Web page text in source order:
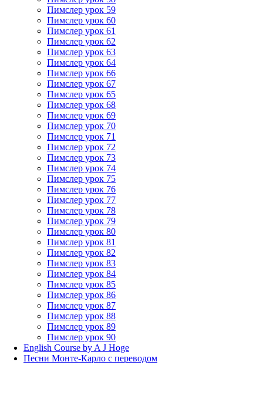
Пимслер урок 59
Пимслер урок 60
Пимслер урок 61
Пимслер урок 62
Пимслер урок 63
Пимслер урок 64
Пимслер урок 66
Пимслер урок 67
Пимслер урок 65
Пимслер урок 68
Пимслер урок 69
Пимслер урок 70
Пимслер урок 71
Пимслер урок 72
Пимслер урок 73
Пимслер урок 74
Пимслер урок 75
Пимслер урок 76
Пимслер урок 77
Пимслер урок 78
Пимслер урок 79
Пимслер урок 80
Пимслер урок 81
Пимслер урок 82
Пимслер урок 83
Пимслер урок 84
Пимслер урок 85
Пимслер урок 86
Пимслер урок 87
Пимслер урок 88
Пимслер урок 89
Пимслер урок 90
English Course by A J Hoge
Песни Монте-Карло с переводом